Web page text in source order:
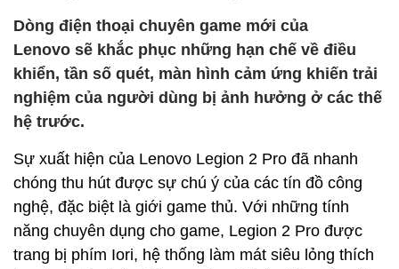
Dòng điện thoại chuyên game mới của
Lenovo sẽ khắc phục những hạn chế về điều
khiển, tần số quét, màn hình cảm ứng khiến trải
nghiệm của người dùng bị ảnh hưởng ở các thế
hệ trước.
Sự xuất hiện của Lenovo Legion 2 Pro đã nhanh
chóng thu hút được sự chú ý của các tín đồ công
nghệ, đặc biệt là giới game thủ. Với những tính
năng chuyên dụng cho game, Legion 2 Pro được
trang bị phím Iori, hệ thống làm mát siêu lỏng thích